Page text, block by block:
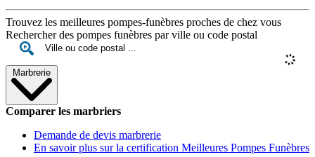
Trouvez les meilleures pompes-funèbres proches de chez vous
Rechercher des pompes funèbres par ville ou code postal
Marbrerie
Comparer les marbriers
Demande de devis marbrerie
En savoir plus sur la certification Meilleures Pompes Funèbres